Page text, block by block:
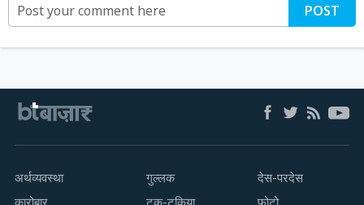
POST
अर्थव्यवस्था
गुल्लक
देस-परदेस